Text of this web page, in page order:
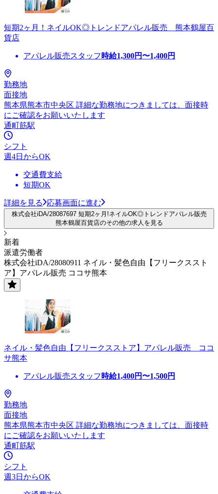
短期2ヶ月！ネイルOK◎トレンドアパレル販売 熊本鶴屋百
貨店
アパレル販売スタッフ 時給1,300円〜1,400円
勤務地
面接地
熊本県熊本市中央区 詳細な勤務地につきましては、面接時
にご確認をお願いいたします
通町筋駅
シフト
週4日からOK
交通費支給
短期OK
詳細を見る 応募画面に進む
株式会社iDA/28087697 短期2ヶ月!ネイルOK◎トレンドアパレル販売
熊本鶴屋百貨店のその他の求人を見る
新着
派遣労働者
株式会社iDA/28080911 ネイル・髪色自由【フリークススト
ア】アパレル販売 ココサ熊本
ネイル・髪色自由【フリークスストア】アパレル販売 ココ
サ熊本
アパレル販売スタッフ 時給1,400円〜1,500円
勤務地
面接地
熊本県熊本市中央区 詳細な勤務地につきましては、面接時
にご確認をお願いいたします
通町筋駅
シフト
週3日からOK